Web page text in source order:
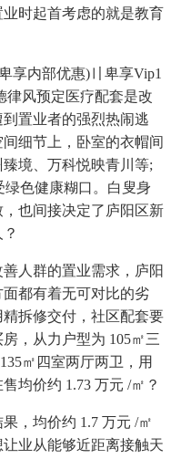
时起首考虑的就是教育
内部优惠)〢卑享Vip1
风预定医疗配套是改
置业者的强烈热闹逃
细节上，卧室的衣帽间
境、万科悦映青川等;
绿色健康糊口。白叟身
也间接决定了庐阳区新
人群的置业需求，庐阳
都有着无可对比的劣
拆修交付，社区配套要
，从力户型为 105㎡三
㎡四室两厅两卫，用
均价约 1.73 万元 /㎡？
，均价约 1.7 万元 /㎡
业从能够近距离接触天